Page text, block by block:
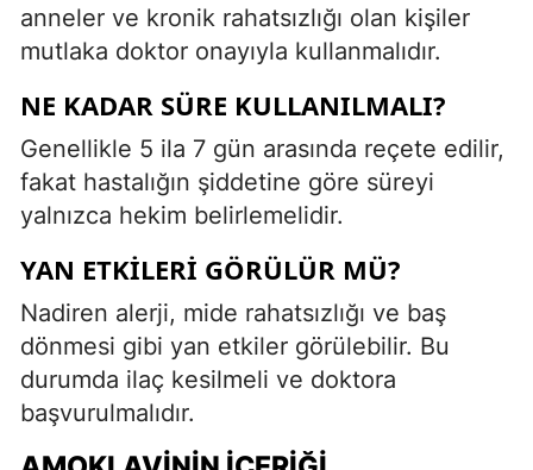
anneler ve kronik rahatsızlığı olan kişiler
mutlaka doktor onayıyla kullanmalıdır.
NE KADAR SÜRE KULLANILMALI?
Genellikle 5 ila 7 gün arasında reçete edilir,
fakat hastalığın şiddetine göre süreyi
yalnızca hekim belirlemelidir.
YAN ETKILERI GÖRÜLÜR MÜ?
Nadiren alerji, mide rahatsızlığı ve baş
dönmesi gibi yan etkiler görülebilir. Bu
durumda ilaç kesilmeli ve doktora
başvurulmalıdır.